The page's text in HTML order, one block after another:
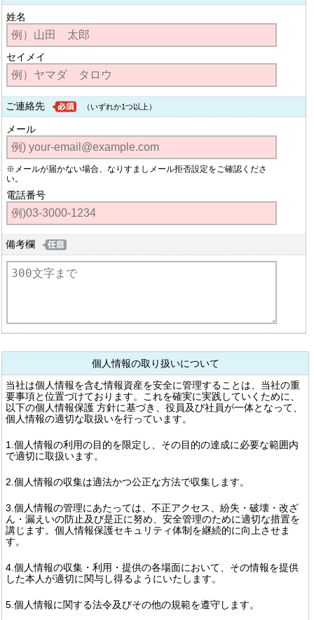
姓名
セイメイ
ご連絡先 （いずれか1つ以上）
メール
※メールが届かない場合、なりすましメール拒否設定をご確認くださ
い。
電話番号
備考欄
個人情報の取り扱いについて
当社は個人情報を含む情報資産を安全に管理することは、当社の重
要事項と位置づけております。これを確実に実践していくために、
以下の個人情報保護 方針に基づき、役員及び社員が一体となって、
個人情報の適切な取扱いを行っています。
1.個人情報の利用の目的を限定し、その目的の達成に必要な範囲内
で適切に取扱います。
2.個人情報の収集は適法かつ公正な方法で収集します。
3.個人情報の管理にあたっては、不正アクセス、紛失・破壊・改ざ
ん・漏えいの防止及び是正に努め、安全管理のために適切な措置を
講じます。個人情報保護セキュリティ体制を継続的に向上させま
す。
4.個人情報の収集・利用・提供の各場面において、その情報を提供
した本人が適切に関与し得るようにいたします。
5.個人情報に関する法令及びその他の規範を遵守します。